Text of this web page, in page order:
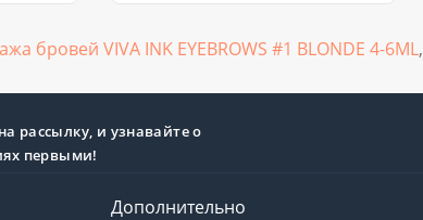
бровей VIVA INK EYEBROWS #1 BLONDE 4-6ML,
рассылку, и узнавайте о
первыми!
Дополнительно